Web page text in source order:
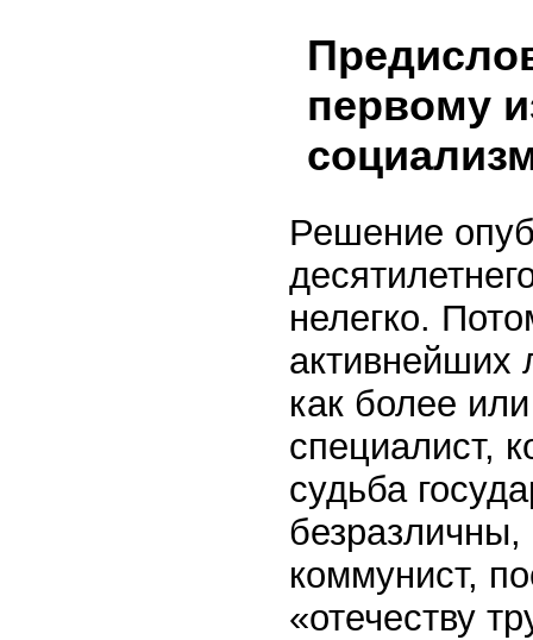
первому
Решение
нелегко.
активнейших
как более
специалист,
судьба
коммунист,
«отечеству